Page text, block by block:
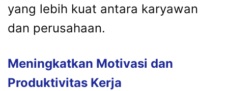
yang lebih kuat antara karyawan
dan perusahaan.
Meningkatkan Motivasi dan
Produktivitas Kerja